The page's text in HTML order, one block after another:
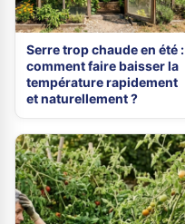
Serre trop chaude en été :
comment faire baisser la
température rapidement
et naturellement ?